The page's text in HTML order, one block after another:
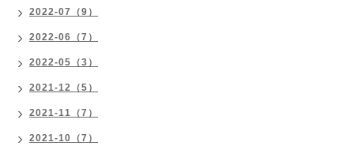
2022-07（9）
2022-06（7）
2022-05（3）
2021-12（5）
2021-11（7）
2021-10（7）